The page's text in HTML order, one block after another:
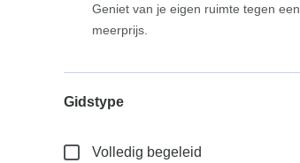
Geniet van je eigen ruimte tegen een
meerprijs.
Gidstype
Volledig begeleid